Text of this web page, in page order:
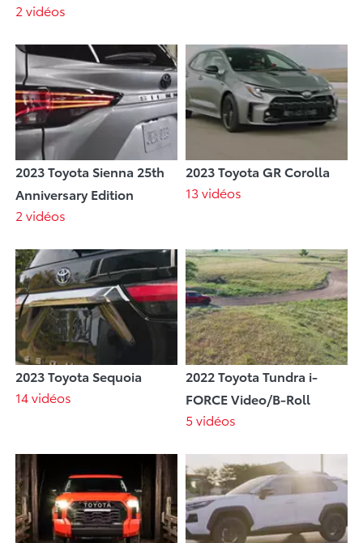
2 vidéos
2023 Toyota Sienna 25th
Anniversary Edition
2 vidéos
2023 Toyota GR Corolla
13 vidéos
2023 Toyota Sequoia
14 vidéos
2022 Toyota Tundra i-
FORCE Video/B-Roll
5 vidéos